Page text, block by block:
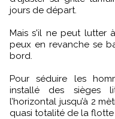
jours de départ.
Mais s'il ne peut lutter
peux en revanche se
bord.
Pour séduire les
installé des sièges
l’horizontal jusqu’à 2
quasi totalité de la